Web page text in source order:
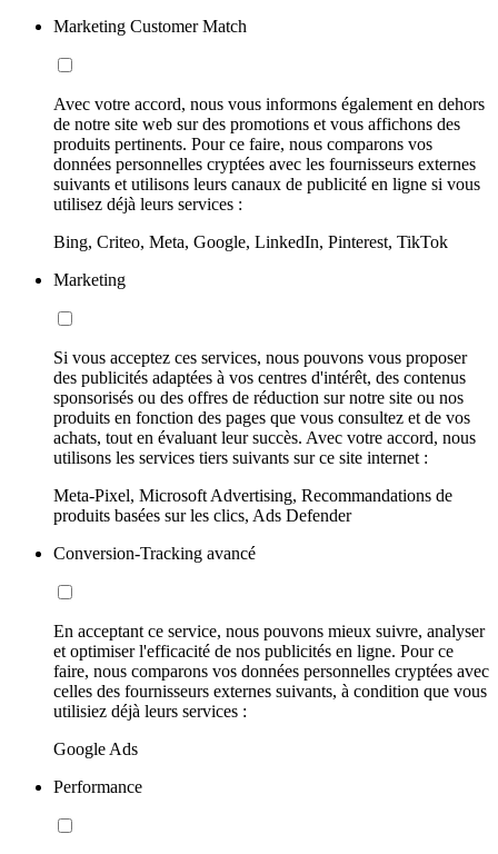
Marketing Customer Match
Avec votre accord, nous vous informons également en dehors
de notre site web sur des promotions et vous affichons des
produits pertinents. Pour ce faire, nous comparons vos
données personnelles cryptées avec les fournisseurs externes
suivants et utilisons leurs canaux de publicité en ligne si vous
utilisez déjà leurs services :
Bing, Criteo, Meta, Google, LinkedIn, Pinterest, TikTok
Marketing
Si vous acceptez ces services, nous pouvons vous proposer
des publicités adaptées à vos centres d'intérêt, des contenus
sponsorisés ou des offres de réduction sur notre site ou nos
produits en fonction des pages que vous consultez et de vos
achats, tout en évaluant leur succès. Avec votre accord, nous
utilisons les services tiers suivants sur ce site internet :
Meta-Pixel, Microsoft Advertising, Recommandations de
produits basées sur les clics, Ads Defender
Conversion-Tracking avancé
En acceptant ce service, nous pouvons mieux suivre, analyser
et optimiser l'efficacité de nos publicités en ligne. Pour ce
faire, nous comparons vos données personnelles cryptées avec
celles des fournisseurs externes suivants, à condition que vous
utilisiez déjà leurs services :
Google Ads
Performance